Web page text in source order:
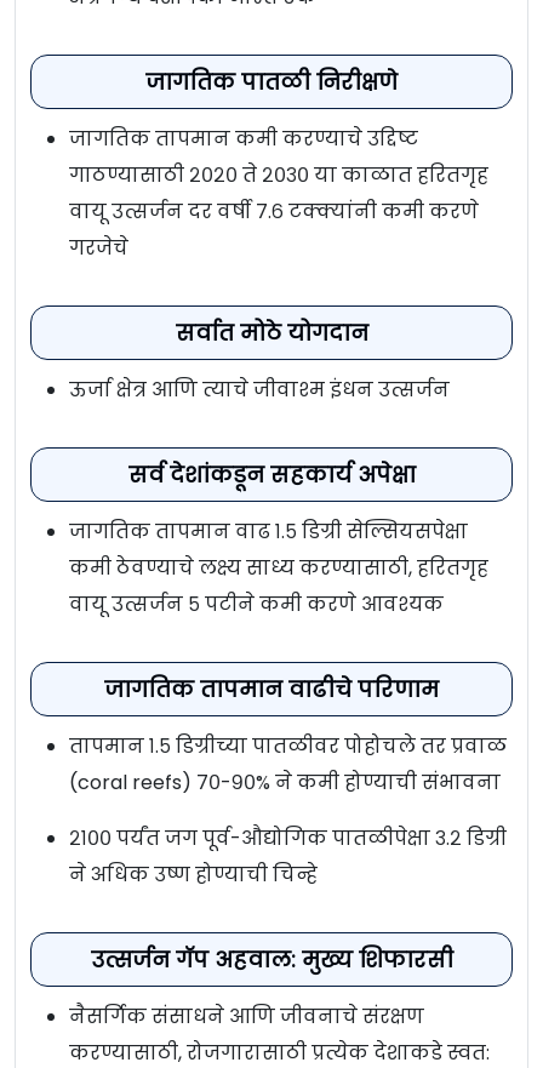
जागतिक पातळी निरीक्षणे
जागतिक तापमान कमी करण्याचे उद्दिष्ट
गाठण्यासाठी २०२० ते २०३० या काळात हरितगृह
वायू उत्सर्जन दर वर्षी ७.६ टक्क्यांनी कमी करणे
गरजेचे
सर्वात मोठे योगदान
ऊर्जा क्षेत्र आणि त्याचे जीवाश्म इंधन उत्सर्जन
सर्व देशांकडून सहकार्य अपेक्षा
जागतिक तापमान वाढ १.५ डिग्री सेल्सियसपेक्षा
कमी ठेवण्याचे लक्ष्य साध्य करण्यासाठी, हरितगृह
वायू उत्सर्जन ५ पटीने कमी करणे आवश्यक
जागतिक तापमान वाढीचे परिणाम
तापमान १.५ डिग्रीच्या पातळीवर पोहोचले तर प्रवाळ
(coral reefs) ७०-९०% ने कमी होण्याची संभावना
२१०० पर्यंत जग पूर्व-औद्योगिक पातळीपेक्षा ३.२ डिग्री
ने अधिक उष्ण होण्याची चिन्हे
उत्सर्जन गॅप अहवाल: मुख्य शिफारसी
नैसर्गिक संसाधने आणि जीवनाचे संरक्षण
करण्यासाठी, रोजगारासाठी प्रत्येक देशाकडे स्वत: